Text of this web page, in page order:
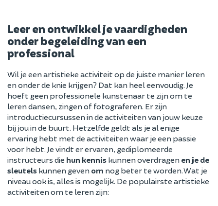
Leer en ontwikkel je vaardigheden
onder begeleiding van een
professional
Wil je een artistieke activiteit op de juiste manier leren
en onder de knie krijgen? Dat kan heel eenvoudig. Je
hoeft geen professionele kunstenaar te zijn om te
leren dansen, zingen of fotograferen. Er zijn
introductiecursussen in de activiteiten van jouw keuze
bij jou in de buurt. Hetzelfde geldt als je al enige
ervaring hebt met de activiteiten waar je een passie
voor hebt. Je vindt er ervaren, gediplomeerde
instructeurs die hun kennis kunnen overdragen en je de
sleutels kunnen geven om nog beter te worden. Wat je
niveau ook is, alles is mogelijk. De populairste artistieke
activiteiten om te leren zijn: